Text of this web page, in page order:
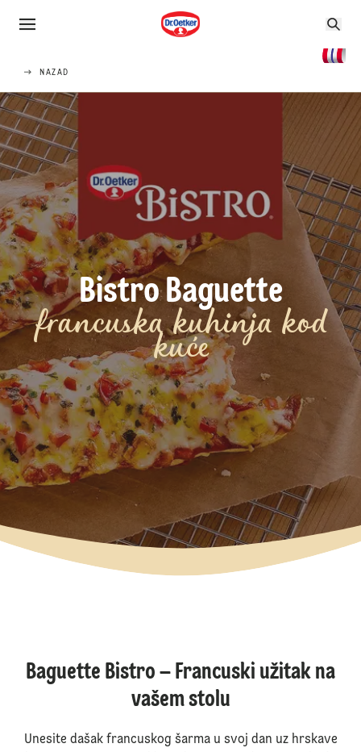
NAZAD
Bistro Baguette
francuska kuhinja kod
kuće
Baguette Bistro – Francuski užitak na
vašem stolu
Unesite dašak francuskog šarma u svoj dan uz hrskave